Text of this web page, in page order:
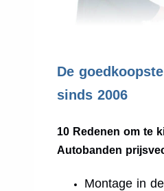
De
sinds 2006
10 Redenen om te
Autobanden
Montage in